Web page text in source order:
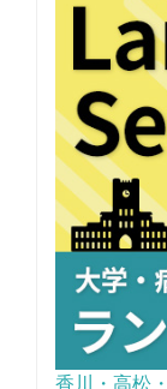
香川・高松